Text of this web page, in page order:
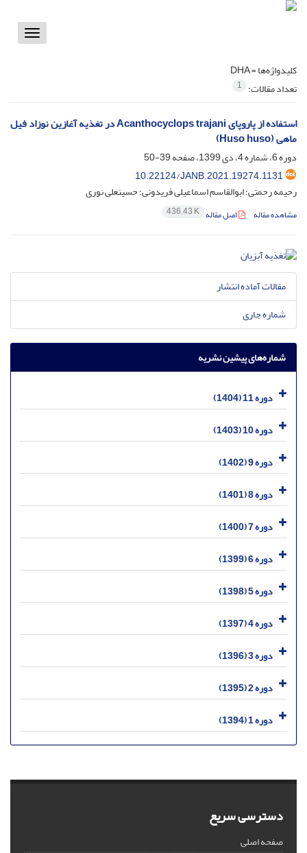
Toggle
کلیدواژه‌ها =DHA
تعداد مقالات: 1
استفاده از پاروپای Acanthocyclops trajani در تغذیه آغازین نوزاد فیل
ماهی (Huso huso)
دوره 6، شماره 4، دی 1399، صفحه
39-50
10.22124/JANB.2021.19274.1131
رحیمه رحمتی؛ ابوالقاسم اسماعیلی فریدونی؛ حسینعلی نوری
مشاهده مقاله اصل مقاله 436.43 K
مقالات آماده انتشار
شماره جاری
شماره‌های پیشین نشریه
دوره 11 (1404)
دوره 10 (1403)
دوره 9 (1402)
دوره 8 (1401)
دوره 7 (1400)
دوره 6 (1399)
دوره 5 (1398)
دوره 4 (1397)
دوره 3 (1396)
دوره 2 (1395)
دوره 1 (1394)
دسترسی سریع
صفحه اصلی